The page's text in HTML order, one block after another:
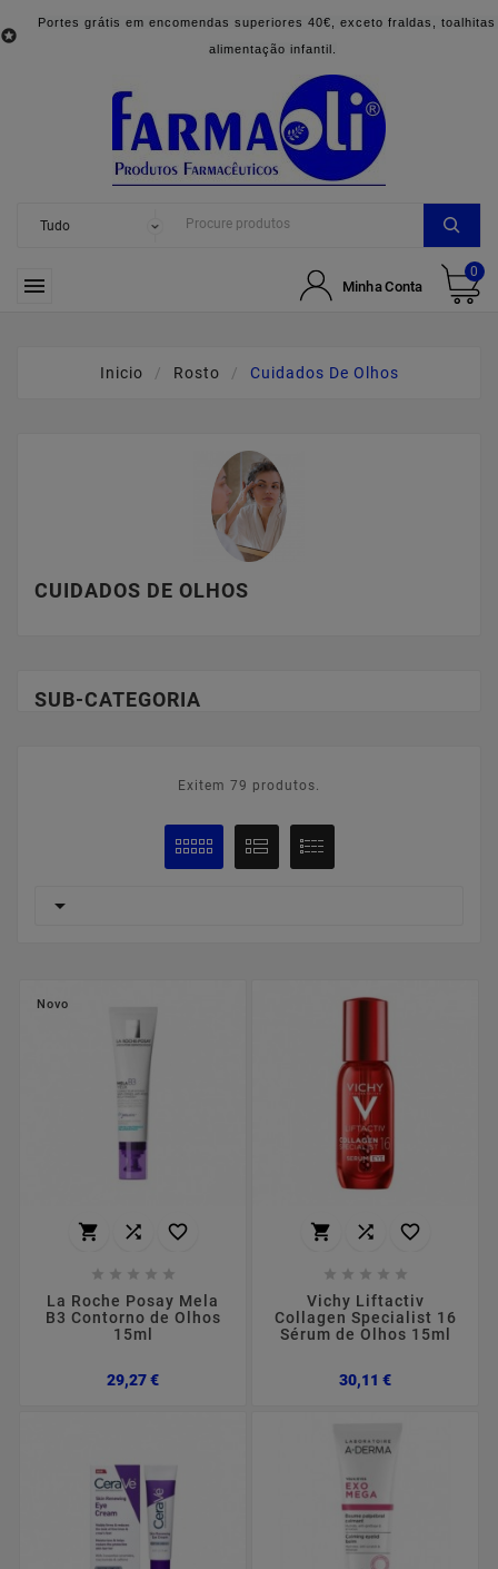

Portes grátis em encomendas superiores 40€, exceto fraldas, toalhitas
alimentação infantil.
 Minha Conta
0
Inicio Rosto Cuidados De Olhos
CUIDADOS DE OLHOS
SUB-CATEGORIA
Exitem 79 produtos.

Novo
  
    
La Roche Posay Mela
B3 Contorno de Olhos
15ml
29,27 €Preço
  
    
Vichy Liftactiv
Collagen Specialist 16
Sérum de Olhos 15ml
30,11 €Preço